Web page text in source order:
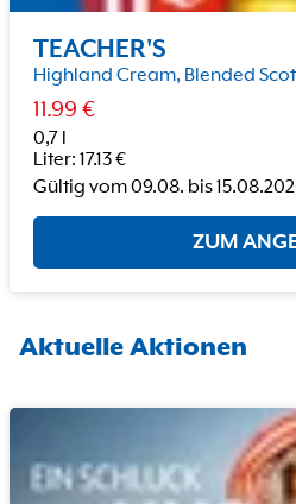
TEACHER'S
Highland Cream, Blended
11.99 €
0,7 l
Liter: 17.13€
Gültig vom09.08. bis
ZUM
Aktuelle Aktionen